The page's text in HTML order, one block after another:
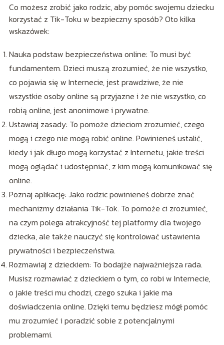
Co możesz zrobić jako rodzic, aby pomóc swojemu dziecku
korzystać z Tik-Toku w bezpieczny sposób? Oto kilka
wskazówek:
Nauka podstaw bezpieczeństwa online: To musi być
fundamentem. Dzieci muszą zrozumieć, że nie wszystko,
co pojawia się w Internecie, jest prawdziwe, że nie
wszystkie osoby online są przyjazne i że nie wszystko, co
robią online, jest anonimowe i prywatne.
Ustawiaj zasady: To pomoże dzieciom zrozumieć, czego
mogą i czego nie mogą robić online. Powinieneś ustalić,
kiedy i jak długo mogą korzystać z Internetu, jakie treści
mogą oglądać i udostępniać, z kim mogą komunikować się
online.
Poznaj aplikację: Jako rodzic powinieneś dobrze znać
mechanizmy działania Tik-Tok. To pomoże ci zrozumieć,
na czym polega atrakcyjność tej platformy dla twojego
dziecka, ale także nauczyć się kontrolować ustawienia
prywatności i bezpieczeństwa.
Rozmawiaj z dzieckiem: To bodajże najważniejsza rada.
Musisz rozmawiać z dzieckiem o tym, co robi w Internecie,
o jakie treści mu chodzi, czego szuka i jakie ma
doświadczenia online. Dzięki temu będziesz mógł pomóc
mu zrozumieć i poradzić sobie z potencjalnymi
problemami.